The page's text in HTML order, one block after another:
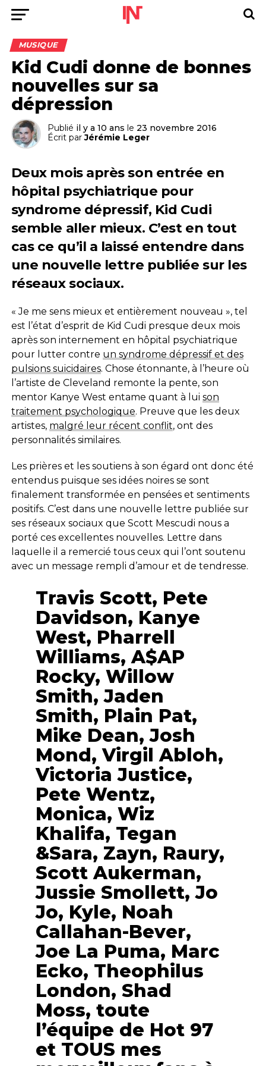
MUSIQUE
Kid Cudi donne de bonnes
nouvelles sur sa
dépression
Publié il y a 10 ans le 23 novembre 2016
Écrit par Jérémie Leger
Deux mois après son entrée en
hôpital psychiatrique pour
syndrome dépressif, Kid Cudi
semble aller mieux. C’est en tout
cas ce qu’il a laissé entendre dans
une nouvelle lettre publiée sur les
réseaux sociaux.
« Je me sens mieux et entièrement nouveau », tel
est l’état d’esprit de Kid Cudi presque deux mois
après son internement en hôpital psychiatrique
pour lutter contre un syndrome dépressif et des
pulsions suicidaires. Chose étonnante, à l’heure où
l’artiste de Cleveland remonte la pente, son
mentor Kanye West entame quant à lui son
traitement psychologique. Preuve que les deux
artistes, malgré leur récent conflit, ont des
personnalités similaires.
Les prières et les soutiens à son égard ont donc été
entendus puisque ses idées noires se sont
finalement transformée en pensées et sentiments
positifs. C’est dans une nouvelle lettre publiée sur
ses réseaux sociaux que Scott Mescudi nous a
porté ces excellentes nouvelles. Lettre dans
laquelle il a remercié tous ceux qui l’ont soutenu
avec un message rempli d’amour et de tendresse.
Travis Scott, Pete
Davidson, Kanye
West, Pharrell
Williams, A$AP
Rocky, Willow
Smith, Jaden
Smith, Plain Pat,
Mike Dean, Josh
Mond, Virgil Abloh,
Victoria Justice,
Pete Wentz,
Monica, Wiz
Khalifa, Tegan
&Sara, Zayn, Raury,
Scott Aukerman,
Jussie Smollett, Jo
Jo, Kyle, Noah
Callahan-Bever,
Joe La Puma, Marc
Ecko, Theophilus
London, Shad
Moss, toute
l’équipe de Hot 97
et TOUS mes